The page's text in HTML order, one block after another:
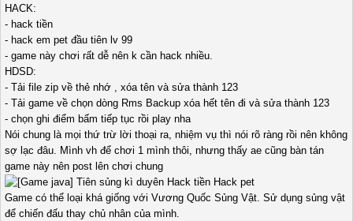
HACK:
- hack tiền
- hack em pet đầu tiên lv 99
- game này chơi rất dễ nên k cần hack nhiều.
HDSD:
- Tải file zip về thẻ nhớ , xóa tên và sửa thành 123
- Tải game về chọn dòng Rms Backup xóa hết tên đi và sửa thành 123
- chọn ghi điểm bấm tiếp tục rồi play nha
Nói chung là mọi thứ trừ lời thoại ra, nhiệm vụ thì nói rõ ràng rồi nên không
sợ lạc đâu. Mình vh để chơi 1 mình thôi, nhưng thấy ae cũng bàn tán
game này nên post lên chơi chung
Game có thể loại khá giống với Vương Quốc Sủng Vật. Sử dụng sủng vật
để chiến đấu thay chủ nhân của mình.